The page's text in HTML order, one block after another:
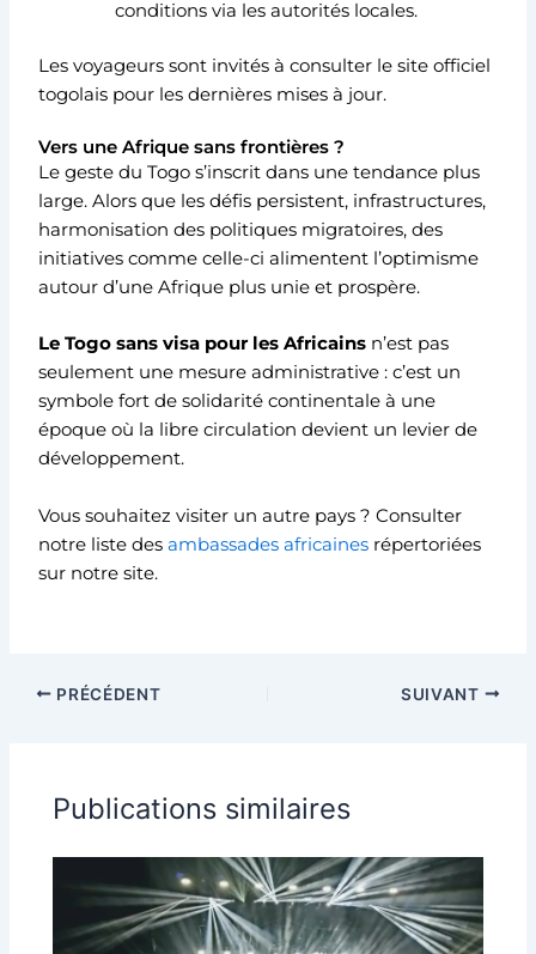
conditions via les autorités locales.
Les voyageurs sont invités à consulter le site officiel
togolais pour les dernières mises à jour.
Vers une Afrique sans frontières ?
Le geste du Togo s’inscrit dans une tendance plus
large. Alors que les défis persistent, infrastructures,
harmonisation des politiques migratoires, des
initiatives comme celle-ci alimentent l’optimisme
autour d’une Afrique plus unie et prospère.
Le Togo sans visa pour les Africains n’est pas
seulement une mesure administrative : c’est un
symbole fort de solidarité continentale à une
époque où la libre circulation devient un levier de
développement.
Vous souhaitez visiter un autre pays ? Consulter
notre liste desambassades africaines répertoriées
sur notre site.
PRÉCÉDENT SUIVANT
Publications similaires